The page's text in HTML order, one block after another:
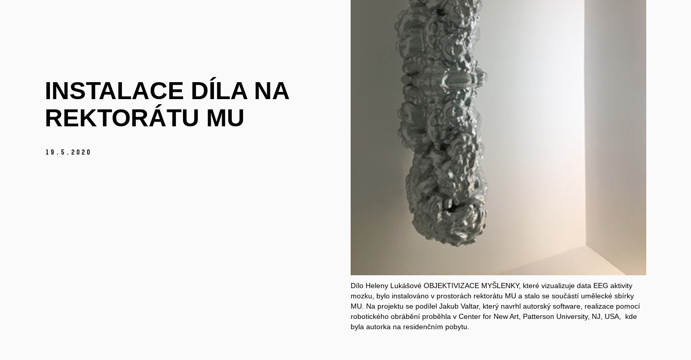
INSTALACE DÍLA NA
REKTORÁTU MU
19. 5. 2020
Dílo Heleny Lukášové OBJEKTIVIZACE MYŠLENKY, které vizualizuje data EEG aktivity
mozku, bylo instalováno v prostorách rektorátu MU a stalo se součástí umělecké sbírky
MU. Na projektu se podílel Jakub Valtar, který navrhl autorský software, realizace pomocí
robotického obrábění proběhla v Center for New Art, Patterson University, NJ, USA, kde
byla autorka na residenčním pobytu.